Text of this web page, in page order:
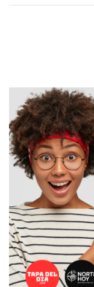
CLAVE
PERGAMINO
NOTICIAS
ROJAS
VIRTUAL
NOTICIAS
ARRECIFES
NOTICIAS
DE
SALTO
ZÁRATE